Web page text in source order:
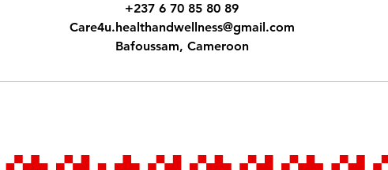
+237 6 70 85 80 89
Care4u.healthandwellness@gmail.com
Bafoussam, Cameroon